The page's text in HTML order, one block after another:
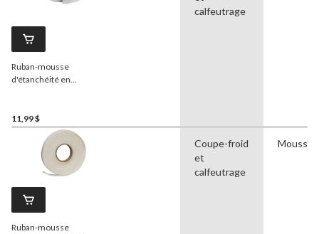
Ruban-mousse
d'étanchéité en
11,99 $
calfeutrage
Ruban-mousse
Coupe-froid
et
calfeutrage
Mousse